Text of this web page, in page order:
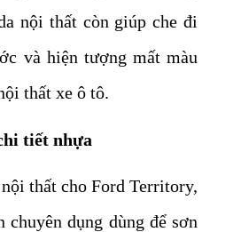
nội thất còn giúp che đi
và hiện tượng mất màu
thất xe ô tô.
tiết nhựa
thất cho Ford Territory,
chuyên dụng dùng để sơn